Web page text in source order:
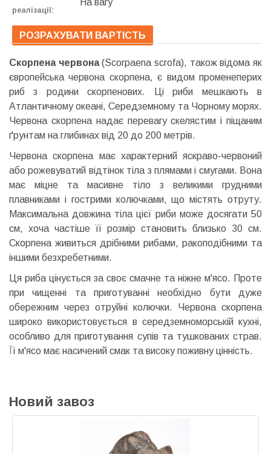
реалізації:
На вагу
РОЗРАХУВАТИ ВАРТІСТЬ
Скорпена червона(Scorpaena scrofa), також відома як
європейська червона скорпена, є видом променеперих
риб з родини скорпенових. Ці риби мешкають в
Атлантичному океані, Середземному та Чорному морях.
Червона скорпена надає перевагу скелястим і піщаним
ґрунтам на глибинах від 20 до 200 метрів.
Червона скорпена має характерний яскраво-червоний
або рожевуватий відтінок тіла з плямами і смугами. Вона
має міцне та масивне тіло з великими грудними
плавниками і гострими колючками, що містять отруту.
Максимальна довжина тіла цієї риби може досягати 50
см, хоча частіше її розмір становить близько 30 см.
Скорпена живиться дрібними рибами, ракоподібними та
іншими безхребетними.
Ця риба цінується за своє смачне та ніжне м'ясо. Проте
при чищенні та приготуванні необхідно бути дуже
обережним через отруйні колючки. Червона скорпена
широко використовується в середземноморській кухні,
особливо для приготування супів та тушкованих страв.
Її м'ясо має насичений смак та високу поживну цінність.
Новий завоз